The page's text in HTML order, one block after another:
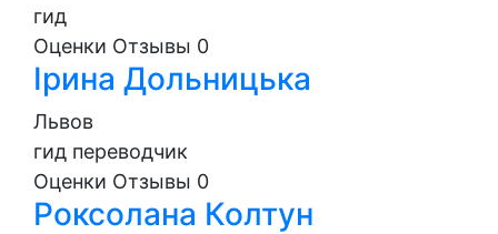
гид
Оценки Отзывы 0
Ірина Дольницька
Львов
гид переводчик
Оценки Отзывы 0
Роксолана Колтун